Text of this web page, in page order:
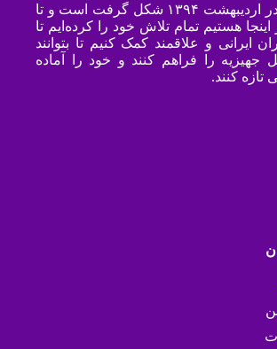
داستان پرهوم در اردیبهشت ۱۳۹۴ شکل گرفت است و تا
هستیم تمام تلاش خود را کرده‌ایم تا
ایرانی و علاقمند کمک کنیم تا بتوانند
جهیزیه را فراهم کنند و خود را آماده
کنند.